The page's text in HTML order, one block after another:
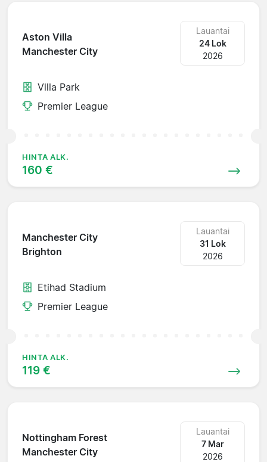
Aston Villa
Manchester City
Lauantai
24 Lok
2026
Villa Park
Premier League
HINTA ALK.
160 €
Manchester City
Brighton
Lauantai
31 Lok
2026
Etihad Stadium
Premier League
HINTA ALK.
119 €
Nottingham Forest
Manchester City
Lauantai
7 Mar
2026